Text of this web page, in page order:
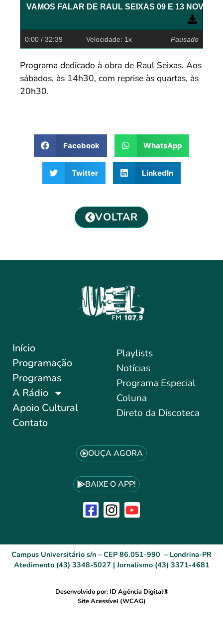
0:00 / 32:39 Velocidade: 1x Pausado
Programa dedicado à obra de Raul Seixas. Aos
sábados, às 14h30, com reprise às quartas, às
20h30.
Facebook WhatsApp
Twitter LinkedIn
VOLTAR
Início
Programação
Programas
A Rádio
Apoio Cultural
Contato
Playlists
Notícias
Programa Especial
Coluna
Direto da Discoteca
OUÇA AGORA
BAIXE O APP!
Campus Universitário s/n – CEP 86.051-990 – Londrina-PR
Atedimento (43) 3348-5027 | Jornalismo (43) 3371-4681
Desenvolvido por: ID Agência Digital®
Site Acessível (WCAG)